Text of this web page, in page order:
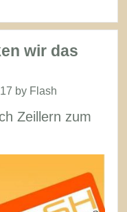
wir das
by Flash
Zeillern zum